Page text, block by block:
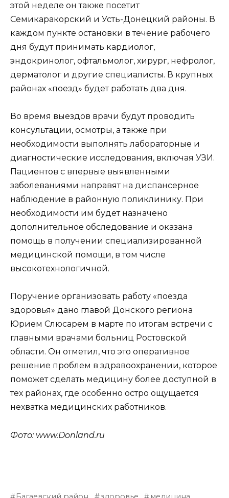
этой неделе он также посетит
Семикаракорский и Усть-Донецкий районы. В
каждом пункте остановки в течение рабочего
дня будут принимать кардиолог,
эндокринолог, офтальмолог, хирург, нефролог,
дерматолог и другие специалисты. В крупных
районах «поезд» будет работать два дня.
Во время выездов врачи будут проводить
консультации, осмотры, а также при
необходимости выполнять лабораторные и
диагностические исследования, включая УЗИ.
Пациентов с впервые выявленными
заболеваниями направят на диспансерное
наблюдение в районную поликлинику. При
необходимости им будет назначено
дополнительное обследование и оказана
помощь в получении специализированной
медицинской помощи, в том числе
высокотехнологичной.
Поручение организовать работу «поезда
здоровья» дано главой Донского региона
Юрием Слюсарем в марте по итогам встречи с
главными врачами больниц Ростовской
области. Он отметил, что это оперативное
решение проблем в здравоохранении, которое
поможет сделать медицину более доступной в
тех районах, где особенно остро ощущается
нехватка медицинских работников.
Фото: www.Donland.ru